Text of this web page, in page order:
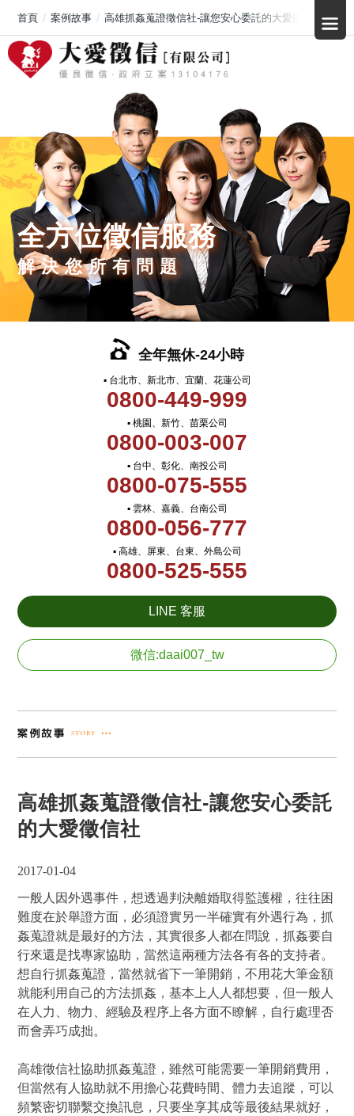
全方位徵信服務
解決您所有問題
全年無休-24小時
▪ 台北市、新北市、宜蘭、花蓮公司
0800-449-999
▪ 桃園、新竹、苗栗公司
0800-003-007
▪ 台中、彰化、南投公司
0800-075-555
▪ 雲林、嘉義、台南公司
0800-056-777
▪ 高雄、屏東、台東、外島公司
0800-525-555
LINE 客服
微信:daai007_tw
首頁 案例故事 高雄抓姦蒐證徵信社-讓您安心委託的大愛徵信社
高雄抓姦蒐證徵信社-讓您安心委託
的大愛徵信社
2017-01-04
一般人因外遇事件，想透過判決離婚取得監護權，往往困
難度在於舉證方面，必須證實另一半確實有外遇行為，抓
姦蒐證就是最好的方法，其實很多人都在問說，抓姦要自
行來還是找專家協助，當然這兩種方法各有各的支持者。
想自行抓姦蒐證，當然就省下一筆開銷，不用花大筆金額
就能利用自己的方法抓姦，基本上人人都想要，但一般人
在人力、物力、經驗及程序上各方面不瞭解，自行處理否
而會弄巧成拙。
高雄徵信社協助抓姦蒐證，雖然可能需要一筆開銷費用，
但當然有人協助就不用擔心花費時間、體力去追蹤，可以
頻繁密切聯繫交換訊息，只要坐享其成等最後結果就好，